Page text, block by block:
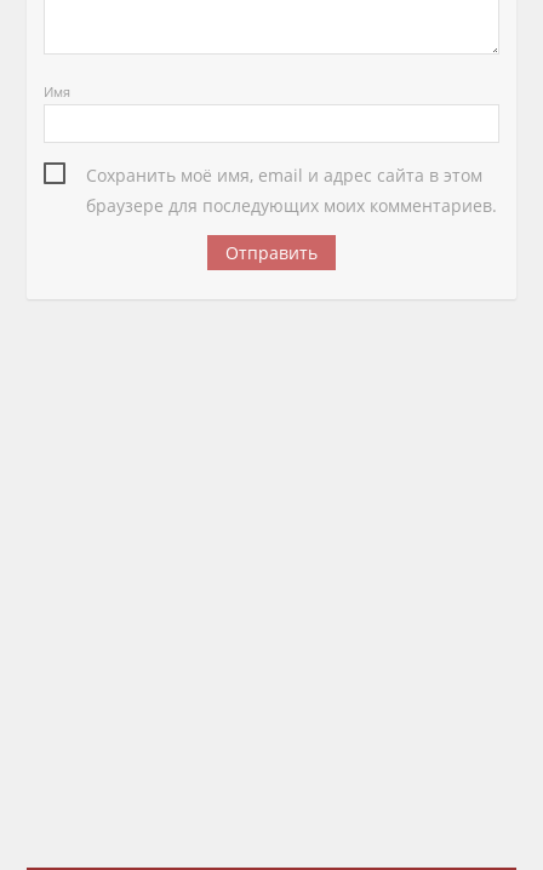
Имя
Сохранить моё имя, email и адрес сайта в этом
браузере для последующих моих комментариев.